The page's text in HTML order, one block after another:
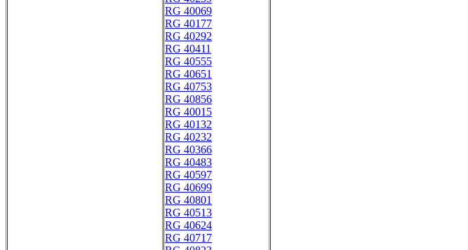
RG 40069
RG 40177
RG 40292
RG 40411
RG 40555
RG 40651
RG 40753
RG 40856
RG 40015
RG 40132
RG 40232
RG 40366
RG 40483
RG 40597
RG 40699
RG 40801
RG 40513
RG 40624
RG 40717